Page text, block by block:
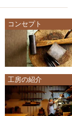
コンセプト
工房の紹介